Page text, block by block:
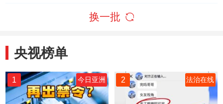
换一批
央视榜单
1 今日亚洲 2 法治在线